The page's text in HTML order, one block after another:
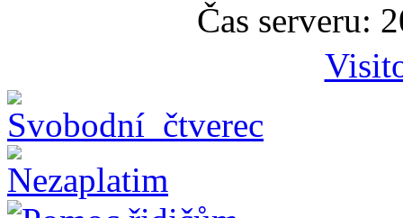
Čas serveru: